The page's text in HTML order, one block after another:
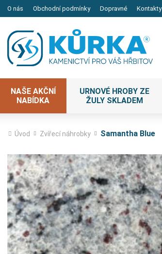
O nás Obchodní podmínky Dopravné Kontakty
NAŠE AKČNÍ
NABÍDKA
URNOVÉ HROBY ZE
ŽULY SKLADEM
Úvod Zvířecí náhrobky Samantha Blue